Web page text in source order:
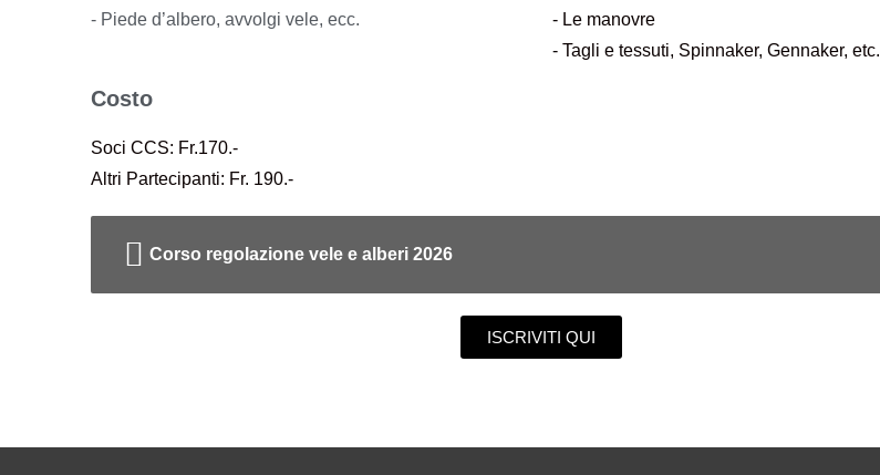
- Piede d’albero, avvolgi vele, ecc.
- Le manovre
- Tagli e tessuti, Spinnaker, Gennaker, etc.
Costo
Soci CCS: Fr.170.-
Altri Partecipanti: Fr. 190.-
Corso regolazione vele e alberi 2026
ISCRIVITI QUI